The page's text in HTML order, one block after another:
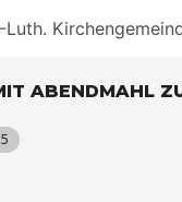
Luth.
ABENDMAHL